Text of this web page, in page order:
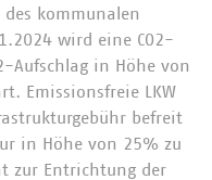
kommunalen
wird eine CO2-
Aufschlag in Höhe von
Emissionsfreie LKW
befreit
in Höhe von 25% zu
zur Entrichtung der